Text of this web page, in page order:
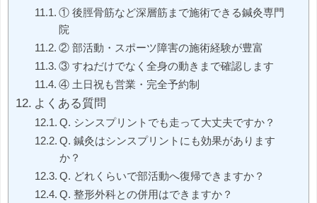
① 後脛骨筋など深層筋まで施術できる鍼灸専門
院
② 部活動・スポーツ障害の施術経験が豊富
③ すねだけでなく全身の動きまで確認します
④ 土日祝も営業・完全予約制
よくある質問
Q. シンスプリントでも走って大丈夫ですか？
Q. 鍼灸はシンスプリントにも効果があります
か？
Q. どれくらいで部活動へ復帰できますか？
Q. 整形外科との併用はできますか？